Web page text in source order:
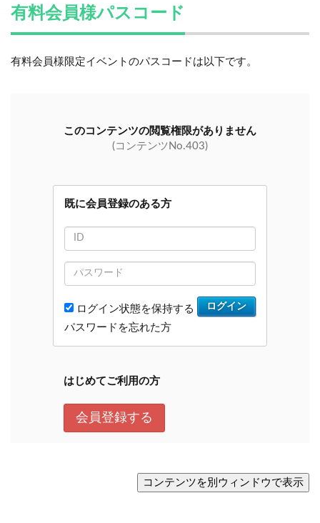
有料会員様パスコード
有料会員様限定イベントのパスコードは以下です。